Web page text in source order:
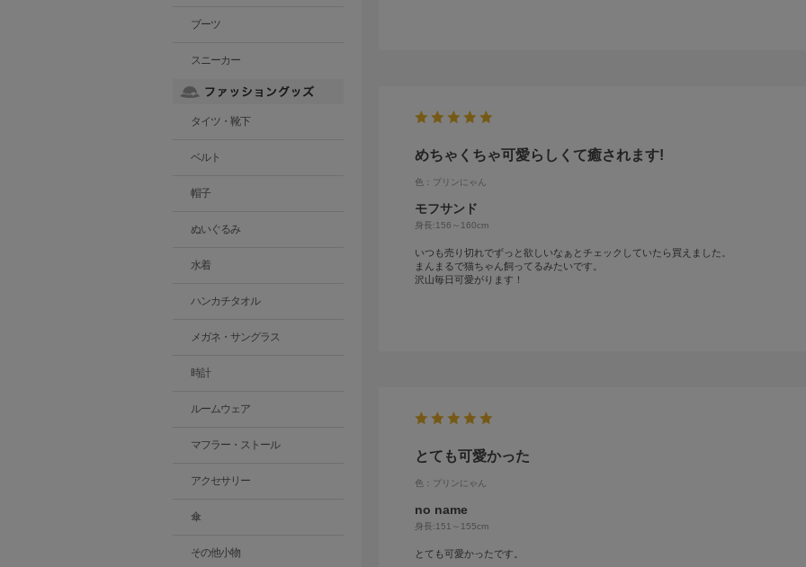
めちゃくちゃ可愛らしくて癒されます!
色：プリンにゃん
モフサンド
身長:156～160cm
いつも売り切れでずっと欲しいなぁとチェックしていたら買えました。
まんまるで猫ちゃん飼ってるみたいです。
沢山毎日可愛がります！
とても可愛かった
色：プリンにゃん
no name
身長:151～155cm
とても可愛かったです。
ブーツ
スニーカー
タイツ・靴下
ベルト
帽子
ぬいぐるみ
水着
ハンカチタオル
メガネ・サングラス
時計
ルームウェア
マフラー・ストール
アクセサリー
傘
その他小物